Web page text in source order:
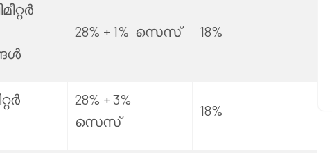
28% + 1% സെസ് 18%
28% + 3%
സെസ്
18%